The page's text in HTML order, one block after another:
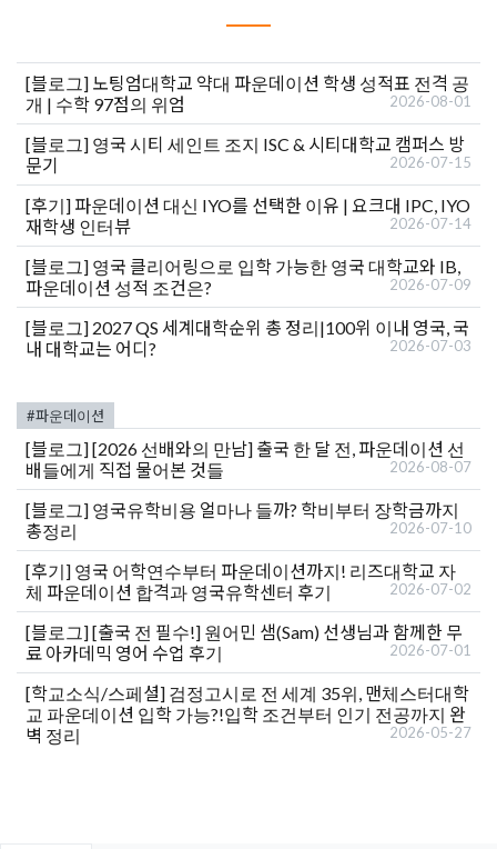
[블로그] 노팅엄대학교 약대 파운데이션 학생 성적표 전격 공
개 | 수학 97점의 위엄
2026-08-01
[블로그] 영국 시티 세인트 조지 ISC & 시티대학교 캠퍼스 방
문기
2026-07-15
[후기] 파운데이션 대신 IYO를 선택한 이유 | 요크대 IPC, IYO
재학생 인터뷰
2026-07-14
[블로그] 영국 클리어링으로 입학 가능한 영국 대학교와 IB,
파운데이션 성적 조건은?
2026-07-09
[블로그] 2027 QS 세계대학순위 총 정리|100위 이내 영국, 국
내 대학교는 어디?
2026-07-03
#파운데이션
[블로그][2026 선배와의 만남] 출국 한 달 전, 파운데이션 선
배들에게 직접 물어본 것들
2026-08-07
[블로그] 영국유학비용 얼마나 들까? 학비부터 장학금까지
총정리
2026-07-10
[후기] 영국 어학연수부터 파운데이션까지! 리즈대학교 자
체 파운데이션 합격과 영국유학센터 후기
2026-07-02
[블로그][출국 전 필수!] 원어민 샘(Sam) 선생님과 함께한 무
료 아카데믹 영어 수업 후기
2026-07-01
[학교소식/스페셜] 검정고시로 전 세계 35위, 맨체스터대학
교 파운데이션 입학 가능?!입학 조건부터 인기 전공까지 완
벽 정리
2026-05-27